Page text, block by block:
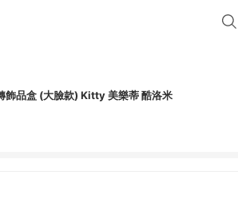
飾品盒 (大臉款) Kitty 美樂蒂 酷洛米